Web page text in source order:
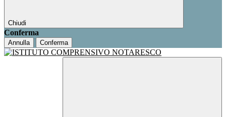
Chiudi
Conferma
Annulla Conferma